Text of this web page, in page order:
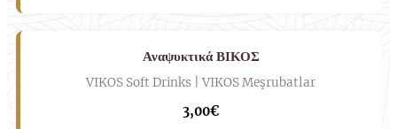
Αναψυκτικά ΒΙΚΟΣ
VIKOS Soft Drinks | VIKOS Meşrubatlar
3,00€